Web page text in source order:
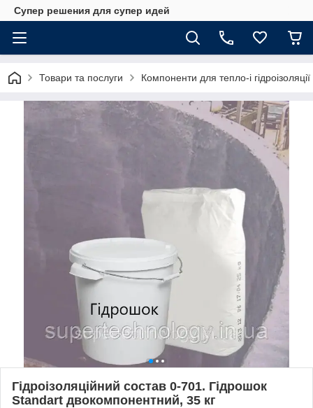
Супер решения для супер идей
Товари та послуги Компоненти для тепло-і гідроізоляції
Гідроізоляційний состав 0-701. Гідрошок
Standart двокомпонентний, 35 кг